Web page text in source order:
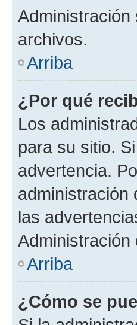
Administración
archivos.
Arriba
¿Por qué
Los
para su sitio.
advertencia.
administración
las
Administración
Arriba
¿Cómo se